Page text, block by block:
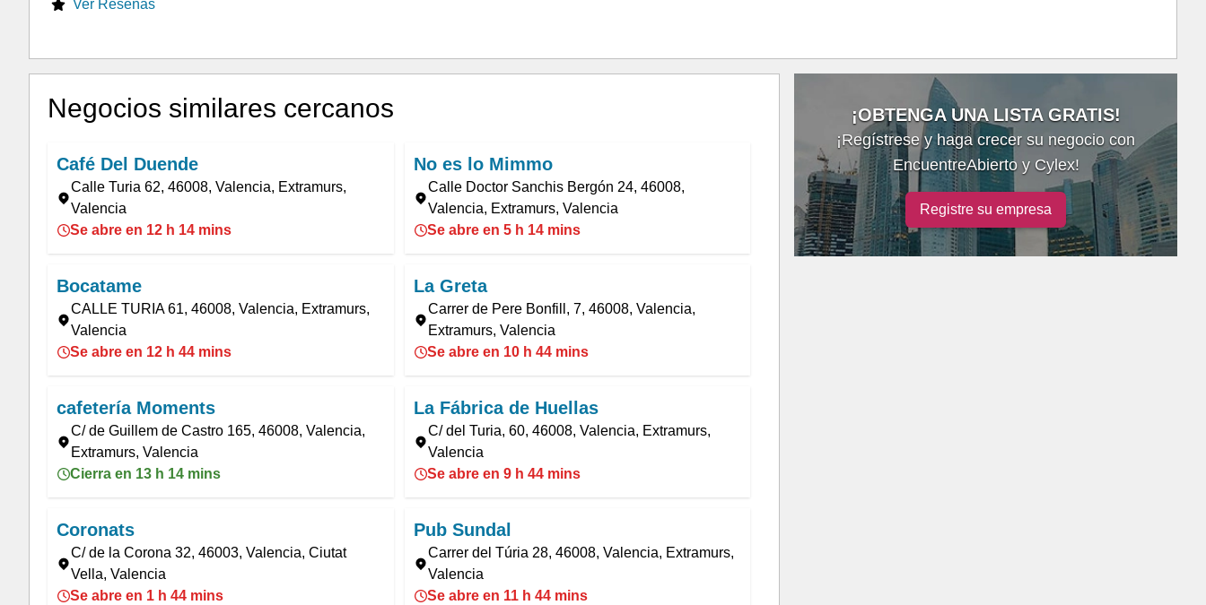
Ver Reseñas
Negocios similares cercanos
Café Del Duende
Calle Turia 62, 46008, Valencia, Extramurs,
Valencia
Se abre en 12 h 14 mins
No es lo Mimmo
Calle Doctor Sanchis Bergón 24, 46008,
Valencia, Extramurs, Valencia
Se abre en 5 h 14 mins
Bocatame
CALLE TURIA 61, 46008, Valencia, Extramurs,
Valencia
Se abre en 12 h 44 mins
La Greta
Carrer de Pere Bonfill, 7, 46008, Valencia,
Extramurs, Valencia
Se abre en 10 h 44 mins
cafetería Moments
C/ de Guillem de Castro 165, 46008, Valencia,
Extramurs, Valencia
Cierra en 13 h 14 mins
La Fábrica de Huellas
C/ del Turia, 60, 46008, Valencia, Extramurs,
Valencia
Se abre en 9 h 44 mins
Coronats
C/ de la Corona 32, 46003, Valencia, Ciutat
Vella, Valencia
Se abre en 1 h 44 mins
Pub Sundal
Carrer del Túria 28, 46008, Valencia, Extramurs,
Valencia
Se abre en 11 h 44 mins
¡OBTENGA UNA LISTA GRATIS!
¡Regístrese y haga crecer su negocio con
EncuentreAbierto y Cylex!
Registre su empresa